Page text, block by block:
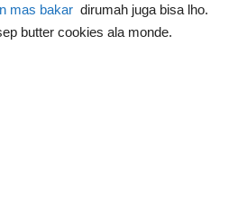
mas bakar dirumah juga bisa lho.
butter cookies ala monde.